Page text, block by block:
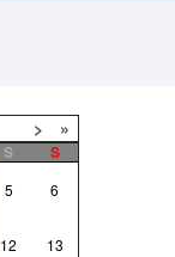
> »
S
S
5 6
12 13